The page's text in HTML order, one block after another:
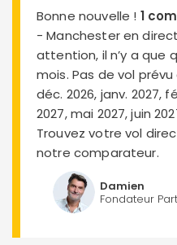
Bonne nouvelle ! 1
- Manchester en
attention, il n’y a que
mois. Pas de vol prévu
déc. 2026, janv. 2027,
2027, mai 2027, juin
Trouvez votre vol
notre comparateur.
Damien
Fondateur